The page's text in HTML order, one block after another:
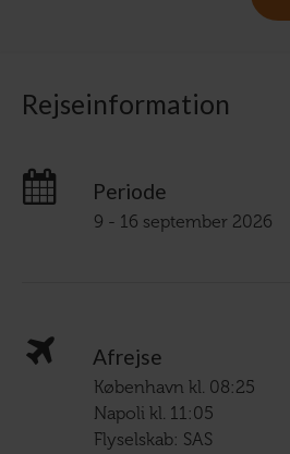
Rejseinformation
Periode
9 - 16 september 2026
Afrejse
København kl. 08:25
Napoli kl. 11:05
Flyselskab: SAS